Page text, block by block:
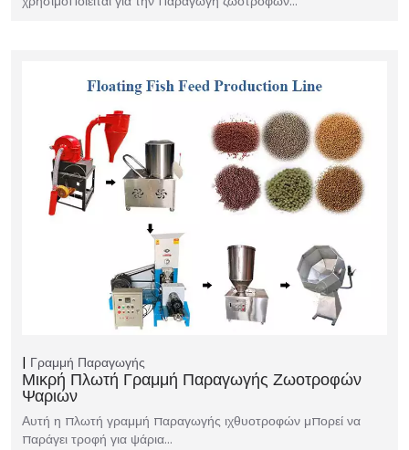
Γραμμή Παραγωγής
Μικρή Πλωτή Γραμμή Παραγωγής Ζωοτροφών
Ψαριών
Αυτή η πλωτή γραμμή παραγωγής ιχθυοτροφών μπορεί να
παράγει τροφή για ψάρια…